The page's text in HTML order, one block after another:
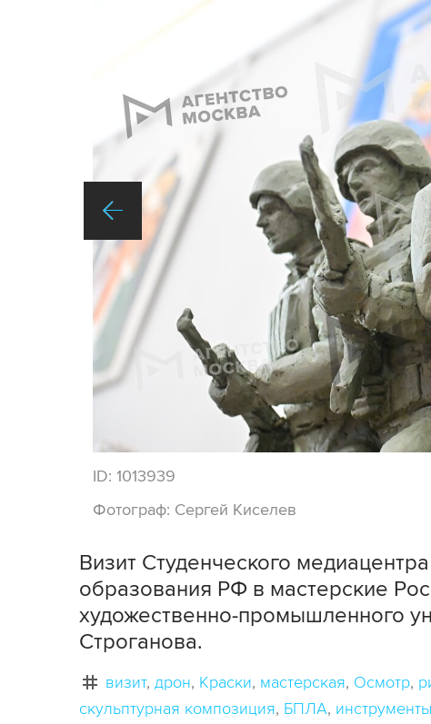
ID: 1013939
Фотограф: Сергей Киселев
Визит Студенческого
образования РФ в мастерские
художественно-промышленного
Строганова.
визит дрон Краски мастерская Осмотр
скульптурная композиция БПЛА инструменты